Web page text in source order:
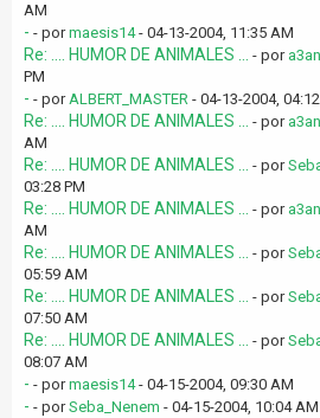
AM
- - pormaesis14- 04-13-2004, 11:35 AM
Re: .... HUMOR DE ANIMALES ... - por
PM
- - porALBERT_MASTER - 04-13-2004,
Re: .... HUMOR DE ANIMALES ... - por
AM
Re: .... HUMOR DE ANIMALES ... - por
03:28 PM
Re: .... HUMOR DE ANIMALES ... - por
AM
Re: .... HUMOR DE ANIMALES ... - por
05:59 AM
Re: .... HUMOR DE ANIMALES ... - por
07:50 AM
Re: .... HUMOR DE ANIMALES ... - por
08:07 AM
- - pormaesis14- 04-15-2004, 09:30 AM
- - porSeba_Nenem - 04-15-2004, 10:04 AM